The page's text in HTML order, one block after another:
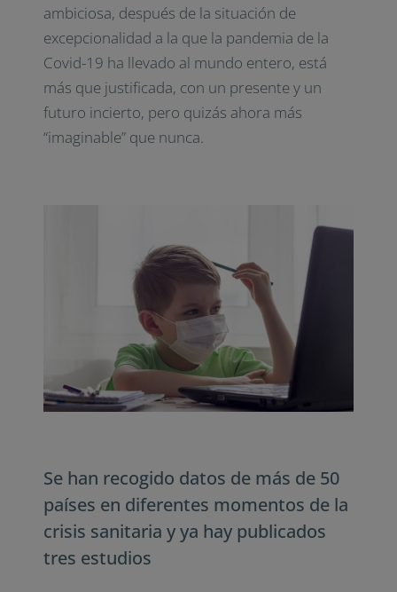
ambiciosa, después de la situación de
excepcionalidad a la que la pandemia de la
Covid-19 ha llevado al mundo entero, está
más que justificada, con un presente y un
futuro incierto, pero quizás ahora más
“imaginable” que nunca.
Se han recogido datos de más de 50
países en diferentes momentos de la
crisis sanitaria y ya hay publicados
tres estudios